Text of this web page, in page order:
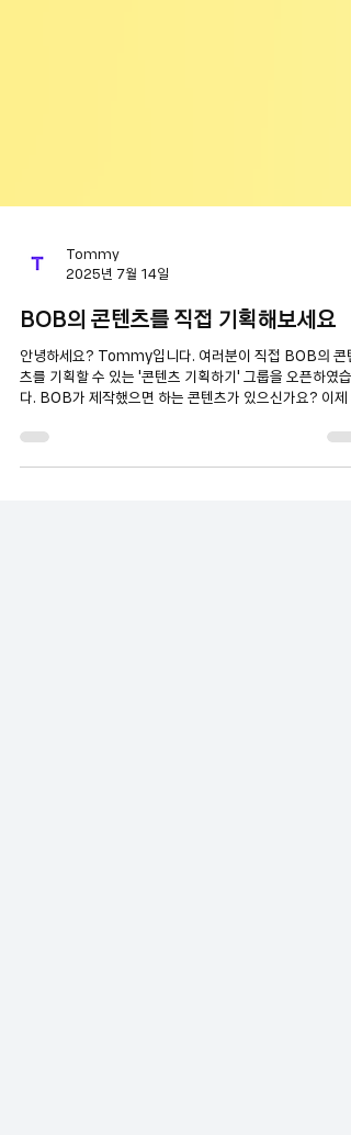
Tommy
2025년 7월 14일
BOB의 콘텐츠를 직접 기획해보세요
안녕하세요? Tommy입니다. 여러분이 직접 BOB의 콘텐
츠를 기획할 수 있는 '콘텐츠 기획하기' 그룹을 오픈하였습
다. BOB가 제작했으면 하는 콘텐츠가 있으신가요? 이제 '
는 코코아...